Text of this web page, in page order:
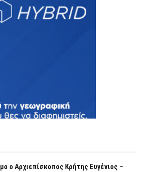
ο Αρχιεπίσκοπος Κρήτης Ευγένιος –